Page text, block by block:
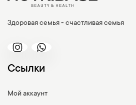
Здоровая семья - счастливая семья
Ссылки
Мой аккаунт